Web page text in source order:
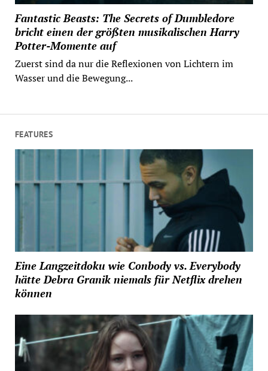
Fantastic Beasts: The Secrets of Dumbledore
bricht einen der größten musikalischen Harry
Potter-Momente auf
Zuerst sind da nur die Reflexionen von Lichtern im
Wasser und die Bewegung...
FEATURES
Eine Langzeitdoku wie Conbody vs. Everybody
hätte Debra Granik niemals für Netflix drehen
können